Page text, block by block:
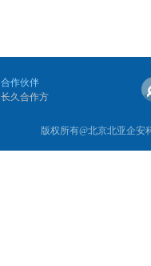
合作伙伴
长久合作方
版权所有@北京北亚企安